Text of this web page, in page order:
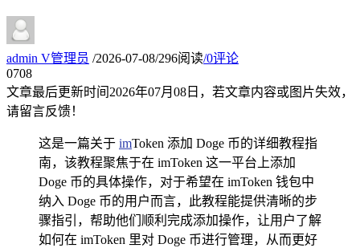
admin V管理员 /2026-07-08/296阅读/0评论
0708
文章最后更新时间 2026年07月08日 ，若文章内容或图片失效，
请留言反馈！
这是一篇关于 imToken 添加 Doge 币的详细教程指
南，该教程聚焦于在 imToken 这一平台上添加
Doge 币的具体操作，对于希望在 imToken 钱包中
纳入 Doge 币的用户而言，此教程能提供清晰的步
骤指引，帮助他们顺利完成添加操作，让用户了解
如何在 imToken 里对 Doge 币进行管理，从而更好